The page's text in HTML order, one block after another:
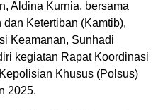
Aldina Kurnia, bersama
Ketertiban (Kamtib),
Keamanan, Sunhadi
kegiatan Rapat Koordinasi
Khusus (Polsus)
2025.